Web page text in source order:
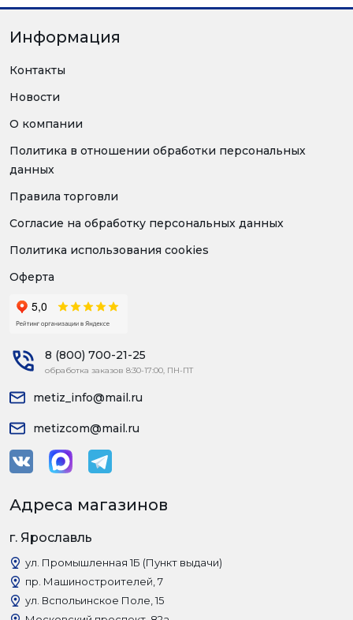
Информация
Контакты
Новости
О компании
Политика в отношении обработки персональных
данных
Правила торговли
Согласие на обработку персональных данных
Политика использования cookies
Оферта
8 (800) 700-21-25
обработка заказов 8:30-17:00, ПН-ПТ
metiz_info@mail.ru
metizcom@mail.ru
Адреса магазинов
г. Ярославль
ул. Промышленная 1Б (Пункт выдачи)
пр. Машиностроителей, 7
ул. Вспольинское Поле, 15